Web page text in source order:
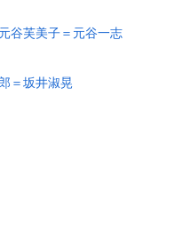
谷芙美子＝元谷一志
＝坂井淑晃